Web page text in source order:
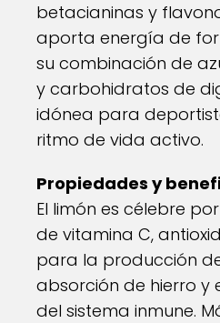
betacianinas y
aporta energía de
su combinación de
y carbohidratos de
idónea para
ritmo de vida activo.
Propiedades y
El limón es célebre
de vitamina C,
para la producción
absorción de hierro y
del sistema inmune.